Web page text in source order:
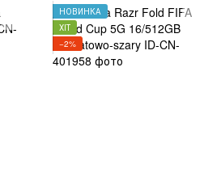
НОВИНКА
ХІТ
−2%